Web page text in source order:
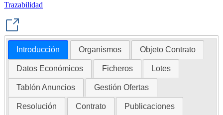
Trazabilidad
Introducción Organismos Objeto Contrato
Datos Económicos Ficheros Lotes
Tablón Anuncios Gestión Ofertas
Resolución Contrato Publicaciones